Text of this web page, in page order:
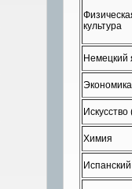
культура
Немецкий
Химия